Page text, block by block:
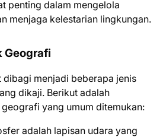
penting dalam mengelola
menjaga kelestarian lingkungan.
Geografi
menjadi beberapa jenis
dikaji. Berikut adalah
yang umum ditemukan:
adalah lapisan udara yang